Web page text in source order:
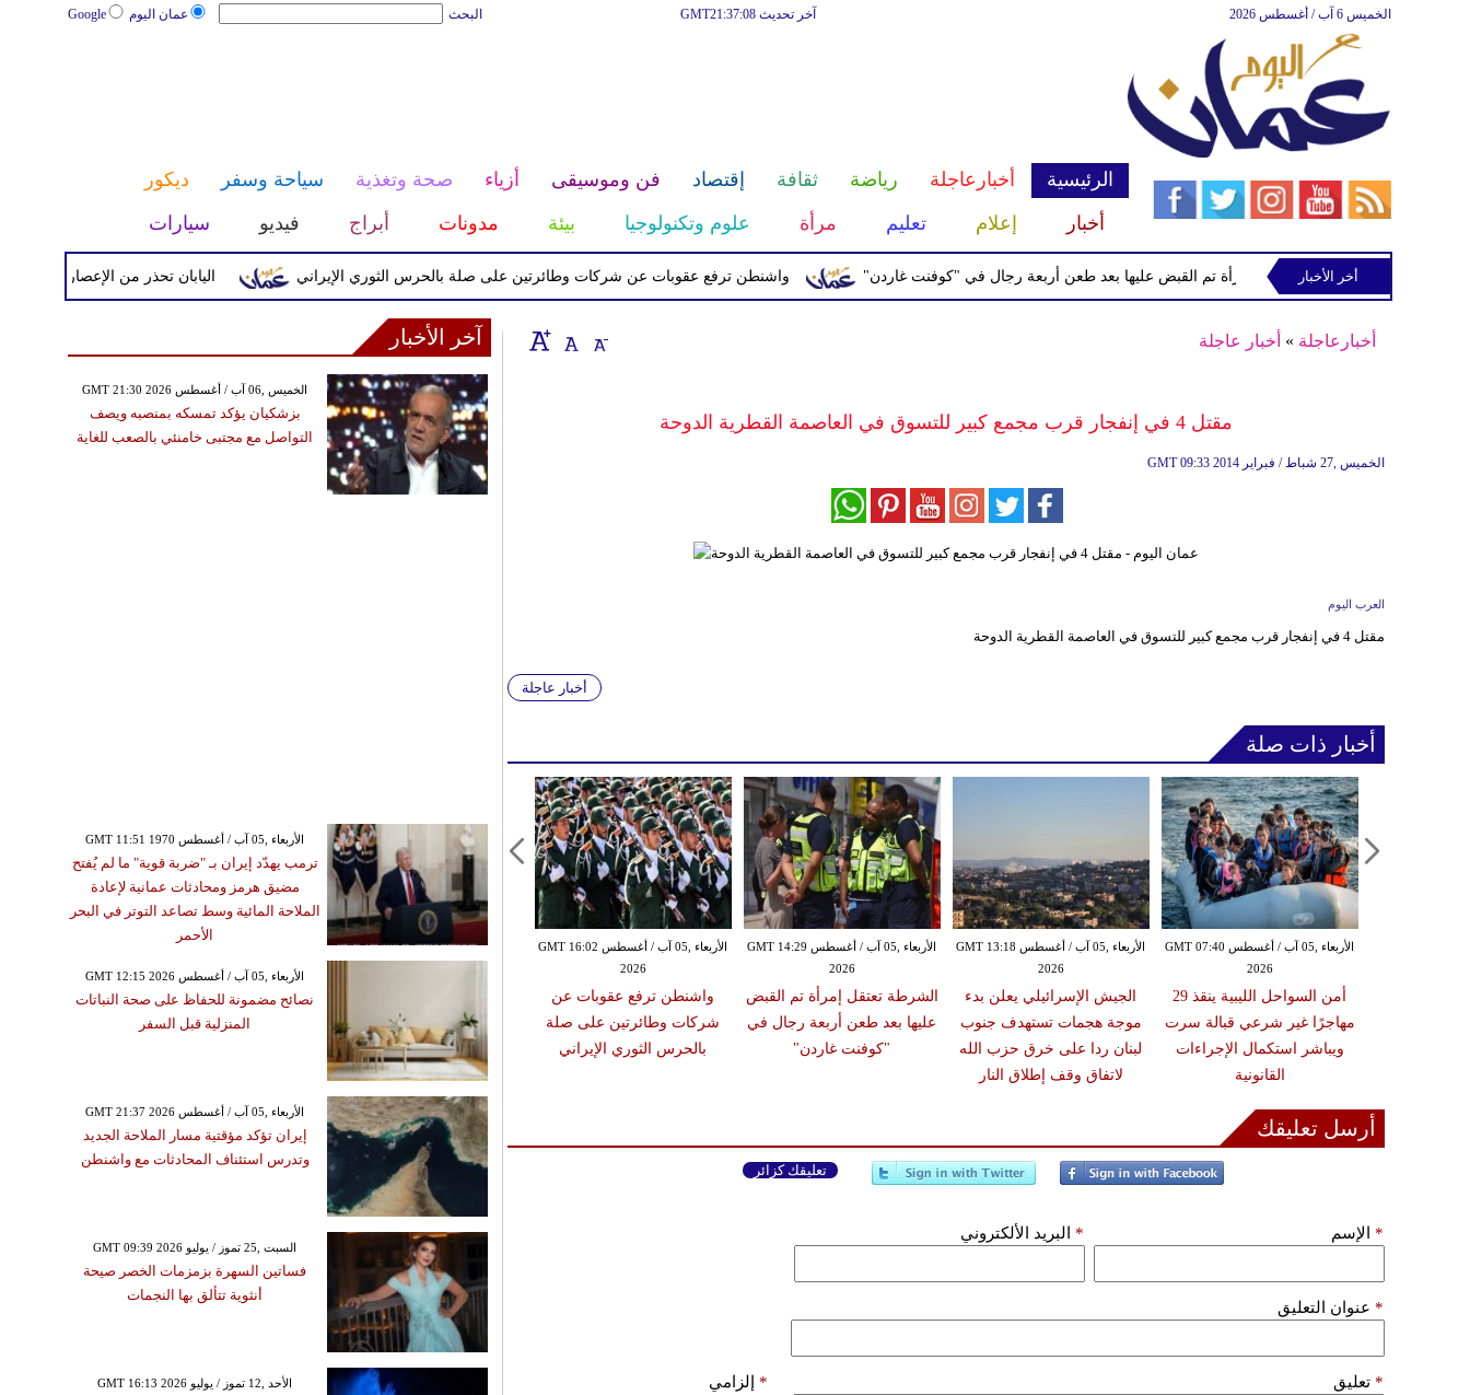
عمان اليوم Google البحث آخر تحديث GMT21:37:08 الخميس 6 آب / أغسطس 2026
الرئيسية أخبارعاجلة رياضة ثقافة إقتصاد فن وموسيقى أزياء صحة وتغذية سياحة وسفر
ديكور
أخبار
إعلام تعليم مرأة علوم وتكنولوجيا بيئة مدونات أبراج فيديو سيارات
اليابان تحذر من الإعصار دولفين ورياح واشنطن ترفع عقوبات عن شركات وطائرتين على صلة بالحرس الثوري الإيراني الشرطة تعتقل إمرأة تم القبض عليها بعد طعن أربعة رجال في "كوفنت غاردن"
أخر الأخبار
أخبارعاجلة » أخبار عاجلة
مقتل 4 في إنفجار قرب مجمع كبير للتسوق في العاصمة القطرية الدوحة
GMT 09:33 2014 الخميس ,27 شباط / فبراير
العرب اليوم
مقتل 4 في إنفجار قرب مجمع كبير للتسوق في العاصمة القطرية الدوحة
أخبار عاجلة
أخبار ذات صلة
الأربعاء ,05 آب / أغسطس GMT 16:02
2026
واشنطن ترفع عقوبات عن
شركات وطائرتين على صلة
بالحرس الثوري الإيراني
الأربعاء ,05 آب / أغسطس GMT 14:29
2026
الشرطة تعتقل إمرأة تم القبض
عليها بعد طعن أربعة رجال في
"كوفنت غاردن"
الأربعاء ,05 آب / أغسطس GMT 13:18
2026
الجيش الإسرائيلي يعلن بدء
موجة هجمات تستهدف جنوب
لبنان ردا على خرق حزب الله
لاتفاق وقف إطلاق النار
الأربعاء ,05 آب / أغسطس GMT 07:40
2026
أمن السواحل الليبية ينقذ 29
مهاجرًا غير شرعي قبالة سرت
ويباشر استكمال الإجراءات
القانونية
أرسل تعليقك
تعليقك كزائر
الإسم * البريد الألكتروني *
عنوان التعليق *
تعليق * إلزامي *
آخر الأخبار
GMT 21:30 2026 الخميس ,06 آب / أغسطس
بزشكيان يؤكد تمسكه بمنصبه ويصف
التواصل مع مجتبى خامنئي بالصعب للغاية
GMT 11:51 1970 الأربعاء ,05 آب / أغسطس
ترمب يهدّد إيران بـ "ضربة قوية" ما لم يُفتح
مضيق هرمز ومحادثات عمانية لإعادة
الملاحة المائية وسط تصاعد التوتر في البحر
الأحمر
GMT 12:15 2026 الأربعاء ,05 آب / أغسطس
نصائح مضمونة للحفاظ على صحة النباتات
المنزلية قبل السفر
GMT 21:37 2026 الأربعاء ,05 آب / أغسطس
إيران تؤكد مؤقتية مسار الملاحة الجديد
وتدرس استئناف المحادثات مع واشنطن
GMT 09:39 2026 السبت ,25 تموز / يوليو
فساتين السهرة بزمزمات الخصر صيحة
أنثوية تتألق بها النجمات
GMT 16:13 2026 الأحد ,12 تموز / يوليو